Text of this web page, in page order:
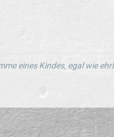
eines Kindes, egal wie